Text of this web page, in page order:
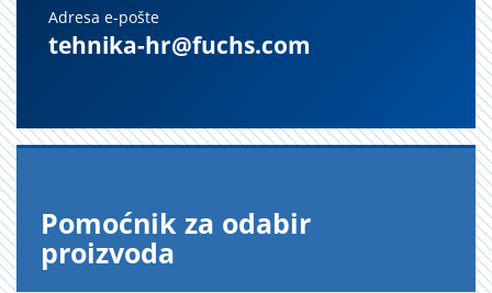
Adresa e-pošte
tehnika-hr@fuchs.com
Pomoćnik za odabir
proizvoda